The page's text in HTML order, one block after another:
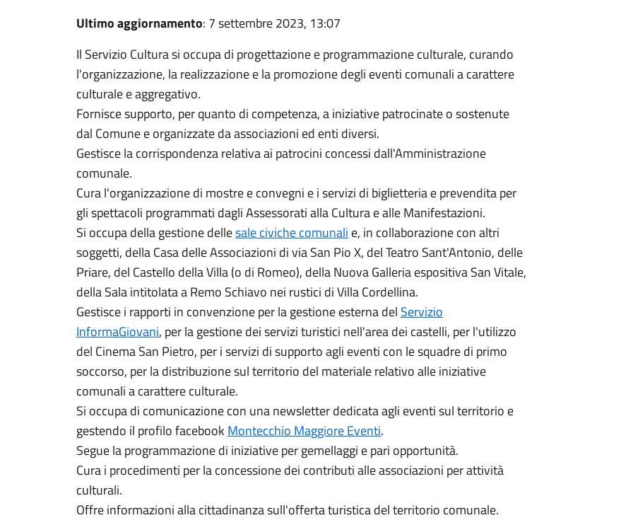
Ultimo aggiornamento: 7 settembre 2023, 13:07
Il Servizio Cultura si occupa di progettazione e programmazione culturale, curando
l'organizzazione, la realizzazione e la promozione degli eventi comunali a carattere
culturale e aggregativo.
Fornisce supporto, per quanto di competenza, a iniziative patrocinate o sostenute
dal Comune e organizzate da associazioni ed enti diversi.
Gestisce la corrispondenza relativa ai patrocini concessi dall'Amministrazione
comunale.
Cura l'organizzazione di mostre e convegni e i servizi di biglietteria e prevendita per
gli spettacoli programmati dagli Assessorati alla Cultura e alle Manifestazioni.
Si occupa della gestione dellesale civiche comunali e, in collaborazione con altri
soggetti, della Casa delle Associazioni di via San Pio X, del Teatro Sant'Antonio, delle
Priare, del Castello della Villa (o di Romeo), della Nuova Galleria espositiva San Vitale,
della Sala intitolata a Remo Schiavo nei rustici di Villa Cordellina.
Gestisce i rapporti in convenzione per la gestione esterna del Servizio
InformaGiovani, per la gestione dei servizi turistici nell'area dei castelli, per l'utilizzo
del Cinema San Pietro, per i servizi di supporto agli eventi con le squadre di primo
soccorso, per la distribuzione sul territorio del materiale relativo alle iniziative
comunali a carattere culturale.
Si occupa di comunicazione con una newsletter dedicata agli eventi sul territorio e
gestendo il profilo facebook Montecchio Maggiore Eventi.
Segue la programmazione di iniziative per gemellaggi e pari opportunità.
Cura i procedimenti per la concessione dei contributi alle associazioni per attività
culturali.
Offre informazioni alla cittadinanza sull'offerta turistica del territorio comunale.